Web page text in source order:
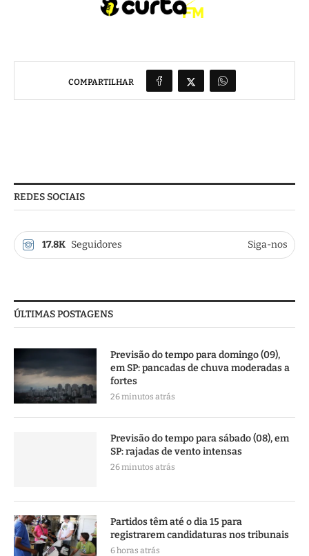
COMPARTILHAR
REDES SOCIAIS
17.8K Seguidores Siga-nos
ÚLTIMAS POSTAGENS
Previsão do tempo para domingo (09),
em SP: pancadas de chuva moderadas a
fortes
26 minutos atrás
Previsão do tempo para sábado (08), em
SP: rajadas de vento intensas
26 minutos atrás
Partidos têm até o dia 15 para
registrarem candidaturas nos tribunais
6 horas atrás